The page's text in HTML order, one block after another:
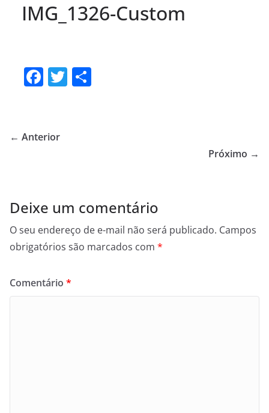
IMG_1326-Custom
F
e
k
T
← Anterior
Próximo →
Deixe um comentário
O seu endereço de e-mail não será publicado. Campos
obrigatórios são marcados com *
Comentário *